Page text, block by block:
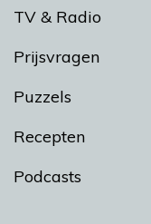
TV & Radio
Prijsvragen
Puzzels
Recepten
Podcasts